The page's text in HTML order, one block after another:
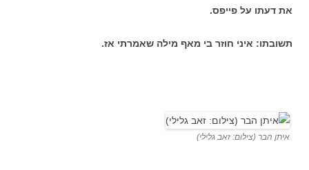
את דעתו על פייפס.
תשובתו: איני חוזר בי מאף מילה שאמרתי אז.
איתן הבר (צילום: זאב גלילי)